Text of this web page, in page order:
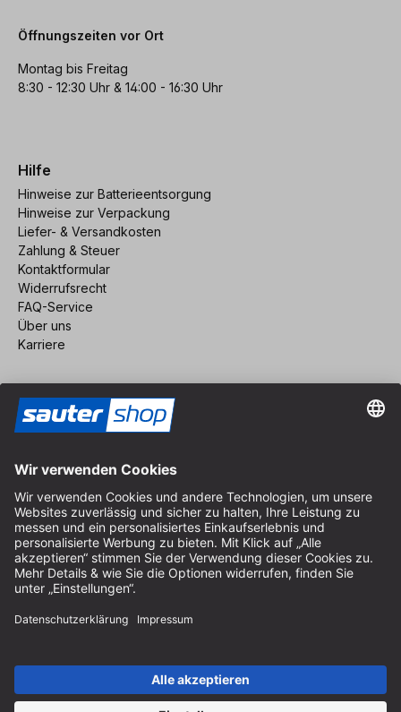
Öffnungszeiten vor Ort
Montag bis Freitag
8:30 - 12:30 Uhr & 14:00 - 16:30 Uhr
Hilfe
Hinweise zur Batterieentsorgung
Hinweise zur Verpackung
Liefer- & Versandkosten
Zahlung & Steuer
Kontaktformular
Widerrufsrecht
FAQ-Service
Über uns
Karriere
Impressum
AGB
Datenschutz
Cookie-Einstellungen
© 2026 sauter GmbH
* kostenloser Versand ab 150 Euro Bestellwert innerhalb
Deutschlands für die Standard-Paketgrößen - ausgenommen
Sperrgut und Fracht
In Abh. des Lieferlandes kann die MwSt. an der Kasse variieren.